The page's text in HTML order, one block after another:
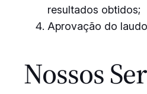
resultados obtidos;
Aprovação do
Nossos